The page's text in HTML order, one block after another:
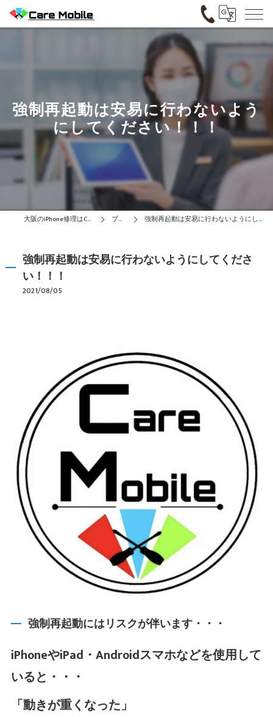
強制再起動は安易に行わないよう
にしてください！！！
大阪のiPhone修理はCare Mobile ブログ 強制再起動は安易に行わないようにしてください！！！
強制再起動は安易に行わないようにしてくださ
い！！！
2021/08/05
強制再起動にはリスクが伴います・・・
iPhoneやiPad・Androidスマホなどを使用して
いると・・・
「動きが重くなった」